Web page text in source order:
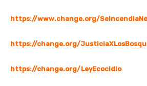
https://www.change.org/
https://change.org/
https://change.org/LeyEcocidio